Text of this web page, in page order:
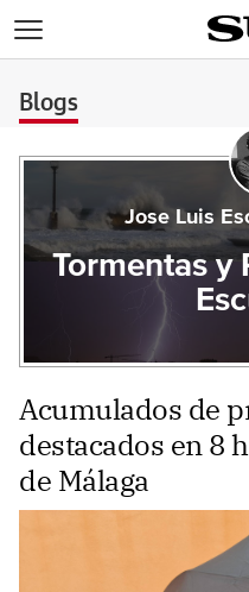
Blogs
Jose Luis
Tormentas y
Acumulados de
destacados en 8
de Málaga